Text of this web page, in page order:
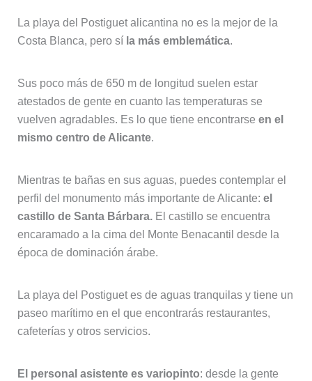
La playa del Postiguet alicantina no es la mejor de la
Costa Blanca, pero síla más emblemática.
Sus poco más de 650 m de longitud suelen estar
atestados de gente en cuanto las temperaturas se
vuelven agradables. Es lo que tiene encontrarse en el
mismo centro de Alicante.
Mientras te bañas en sus aguas, puedes contemplar el
perfil del monumento más importante de Alicante: el
castillo de Santa Bárbara.El castillo se encuentra
encaramado a la cima del Monte Benacantil desde la
época de dominación árabe.
La playa del Postiguet es de aguas tranquilas y tiene un
paseo marítimo en el que encontrarás restaurantes,
cafeterías y otros servicios.
El personal asistente es variopinto: desde la gente